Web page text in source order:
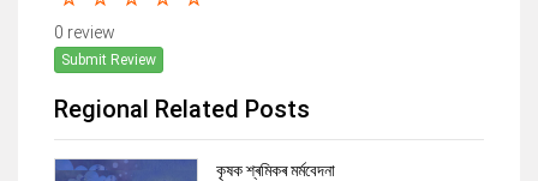
0 review
Submit Review
Regional Related Posts
কৃষক শ্ৰমিকৰ মৰ্মবেদনা